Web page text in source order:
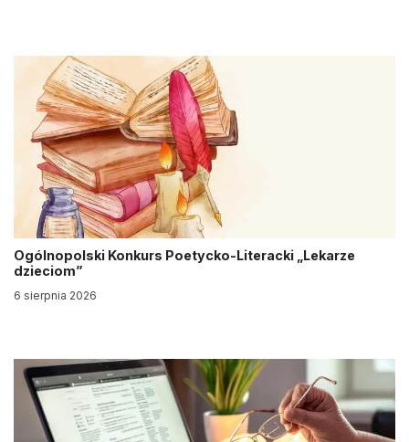
Ogólnopolski Konkurs Poetycko-Literacki „Lekarze
dzieciom”
6 sierpnia 2026